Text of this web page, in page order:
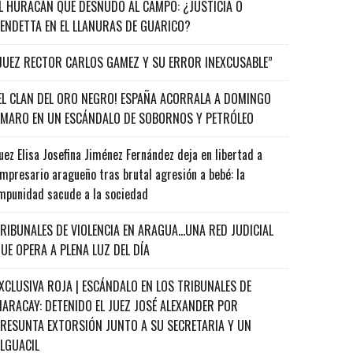
HURACÁN QUE DESNUDÓ AL CAMPO: ¿JUSTICIA O
EN EL LLANURAS DE GUARICO?
RECTOR CARLOS GAMEZ Y SU ERROR INEXCUSABLE”
CLAN DEL ORO NEGRO! ESPAÑA ACORRALA A DOMINGO
EN UN ESCÁNDALO DE SOBORNOS Y PETRÓLEO
Elisa Josefina Jiménez Fernández deja en libertad a
aragueño tras brutal agresión a bebé: la
sacude a la sociedad
DE VIOLENCIA EN ARAGUA…UNA RED JUDICIAL
OPERA A PLENA LUZ DEL DÍA
ROJA | ESCÁNDALO EN LOS TRIBUNALES DE
DETENIDO EL JUEZ JOSÉ ALEXANDER POR
EXTORSIÓN JUNTO A SU SECRETARIA Y UN